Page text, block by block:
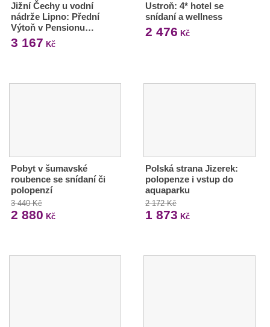
Jižní Čechy u vodní
nádrže Lipno: Přední
Výtoň v Pensionu…
3 167 Kč
Ustroň: 4* hotel se
snídaní a wellness
2 476 Kč
Pobyt v šumavské
roubence se snídaní či
polopenzí
3 440 Kč
2 880 Kč
Polská strana Jizerek:
polopenze i vstup do
aquaparku
2 172 Kč
1 873 Kč